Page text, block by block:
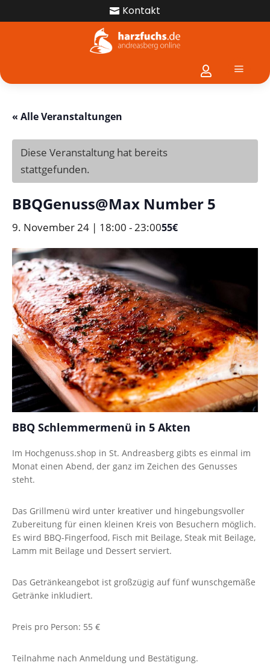
 Kontakt
 a
« Alle Veranstaltungen
Diese Veranstaltung hat bereits
stattgefunden.
BBQGenuss@Max Number 5
9. November 24 | 18:00 - 23:0055€
BBQ Schlemmermenü in 5 Akten
Im Hochgenuss.shop in St. Andreasberg gibts es einmal im
Monat einen Abend, der ganz im Zeichen des Genusses
steht.
Das Grillmenü wird unter kreativer und hingebungsvoller
Zubereitung für einen kleinen Kreis von Besuchern möglich.
Es wird BBQ-Fingerfood, Fisch mit Beilage, Steak mit Beilage,
Lamm mit Beilage und Dessert serviert.
Das Getränkeangebot ist großzügig auf fünf wunschgemäße
Getränke inkludiert.
Preis pro Person: 55 €
Teilnahme nach Anmeldung und Bestätigung.